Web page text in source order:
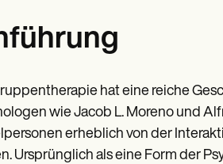
hat eine reiche
wie Jacob L. Moreno und
erheblich von der
Ursprünglich als eine Form der